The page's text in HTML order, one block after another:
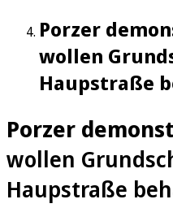
Porzer
wollen
Haupstraße
Porzer
wollen
Haupstraße